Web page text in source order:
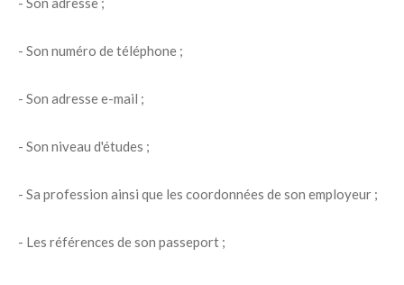
- Son numéro de téléphone ;
- Son adresse e-mail ;
- Son niveau d'études ;
- Sa profession ainsi que les coordonnées de son employeur ;
- Les références de son passeport ;